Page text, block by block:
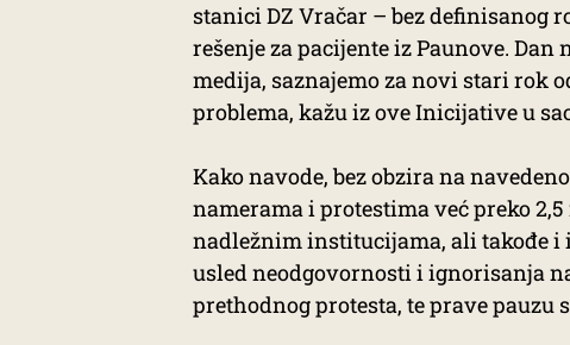
stanici DZ Vračar – bez definisanog
rešenje za pacijente iz Paunove.
medija, saznajemo za novi stari rok
problema, kažu iz ove Inicijative u
Kako navode, bez obzira na
namerama i protestima već preko
nadležnim institucijama, ali takođe
usled neodgovornosti i ignorisanja
prethodnog protesta, te prave pauzu